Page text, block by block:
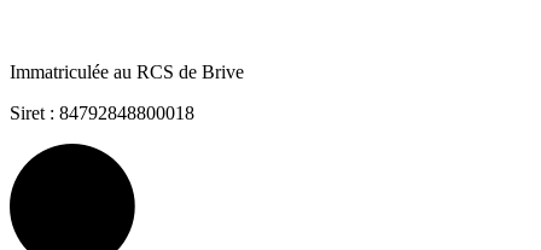
Immatriculée au RCS de Brive
Siret : 84792848800018